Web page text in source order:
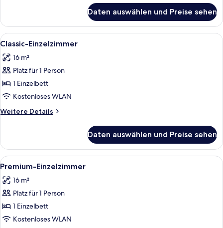
Suite
Daten auswählen und Preise sehen
Alle
Fotos
für
Classic-
Einzelzimmer
anzeigen
Ein Hotelzimmer mit Bett, Stuhl,
3
Classic-Einzelzimmer
16 m²
Platz für 1 Person
1 Einzelbett
Kostenloses WLAN
Weitere Details
Weitere
Einzelzimmer
Daten auswählen und Preise sehen
Alle
Fotos
für
Premium-
Einzelzimmer
anzeigen
Ein Hotelzimmer mit Bett, Stuhl,
5
Premium-Einzelzimmer
16 m²
Platz für 1 Person
1 Einzelbett
Kostenloses WLAN